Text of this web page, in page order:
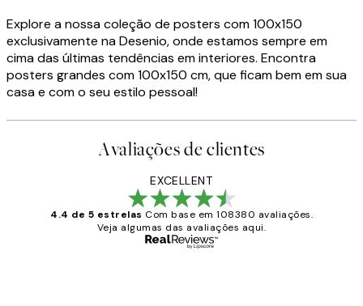
Explore a nossa coleção de posters com 100x150
exclusivamente na Desenio, onde estamos sempre em
cima das últimas tendências em interiores. Encontra
posters grandes com 100x150 cm, que ficam bem em sua
casa e com o seu estilo pessoal!
Avaliações de clientes
EXCELLENT
4.4 de 5 estrelas Com base em 108380 avaliações.
Veja algumas das avaliações aqui.